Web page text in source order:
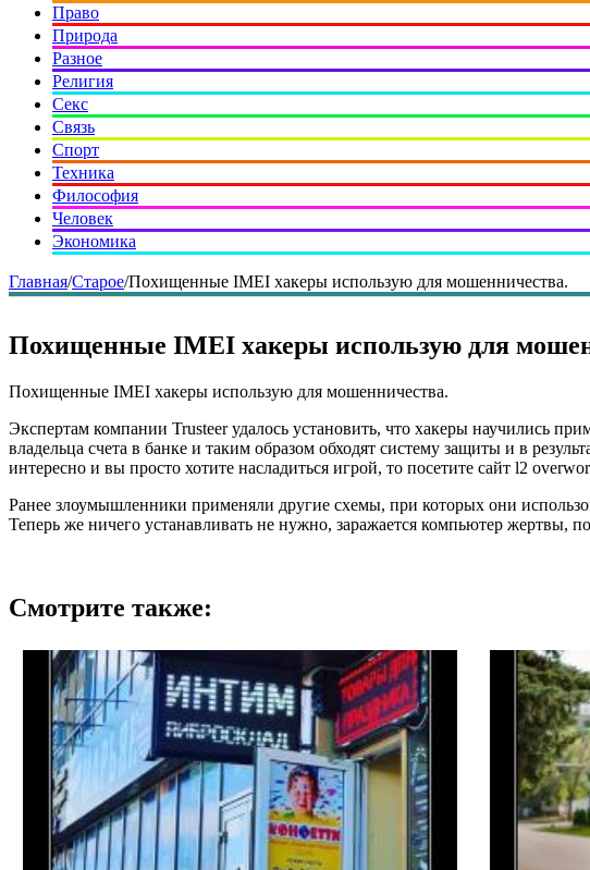
Право
Природа
Разное
Религия
Секс
Связь
Спорт
Техника
Философия
Человек
Экономика
Главная/Старое/Похищенные IMEI хакеры использую для мошенничества.
Похищенные IMEI хакеры использую для
Похищенные IMEI хакеры использую для мошенничества.
Экспертам компании Trusteer удалось установить, что хакеры
владельца счета в банке и таким образом обходят систему защиты и в
интересно и вы просто хотите насладиться игрой, то посетите сайт l2
Ранее злоумышленники применяли другие схемы, при которых они
Теперь же ничего устанавливать не нужно, заражается компьютер жертвы,
Смотрите также: